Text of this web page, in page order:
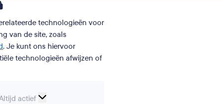
technologieën voor
van de site, zoals
. Je kunt ons hiervoor
technologieën afwijzen of
actief